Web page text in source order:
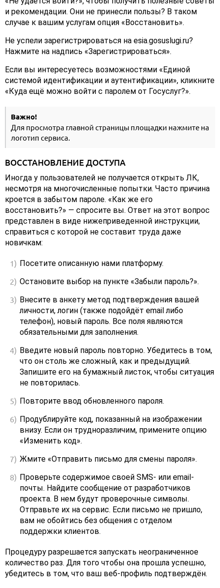
и рекомендации. Они не принесли пользы? В таком
случае к вашим услугам опция «Восстановить».
Не успели зарегистрироваться на esia.gosuslugi.ru?
Нажмите на надпись «Зарегистрироваться».
Если вы интересуетесь возможностями «Единой
системой идентификации и аутентификации», кликните
«Куда ещё можно войти с паролем от Госуслуг?».
Важно!
Для просмотра главной страницы площадки нажмите на
логотип сервиса.
ВОССТАНОВЛЕНИЕ ДОСТУПА
Иногда у пользователей не получается открыть ЛК,
несмотря на многочисленные попытки. Часто причина
кроется в забытом пароле. «Как же его
восстановить?» — спросите вы. Ответ на этот вопрос
представлен в виде нижеприведенной инструкции,
справиться с которой не составит труда даже
новичкам:
Посетите описанную нами платформу.
Остановите выбор на пункте «Забыли пароль?».
Внесите в анкету метод подтверждения вашей
личности, логин (также подойдёт email либо
телефон), новый пароль. Все поля являются
обязательными для заполнения.
Введите новый пароль повторно. Убедитесь в том,
что он столь же сложный, как и предыдущий.
Запишите его на бумажный листок, чтобы ситуация
не повторилась.
Повторите ввод обновленного пароля.
Продублируйте код, показанный на изображении
внизу. Если он трудноразличим, примените опцию
«Изменить код».
Жмите «Отправить письмо для смены пароля».
Проверьте содержимое своей SMS- или email-
почты. Найдите сообщение от разработчиков
проекта. В нем будут проверочные символы.
Отправьте их на сервис. Если письмо не пришло,
вам не обойтись без общения с отделом
поддержки клиентов.
Процедуру разрешается запускать неограниченное
количество раз. Для того чтобы она прошла успешно,
убедитесь в том, что ваш веб-профиль подтверждён.